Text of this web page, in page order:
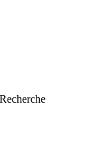
Recherche